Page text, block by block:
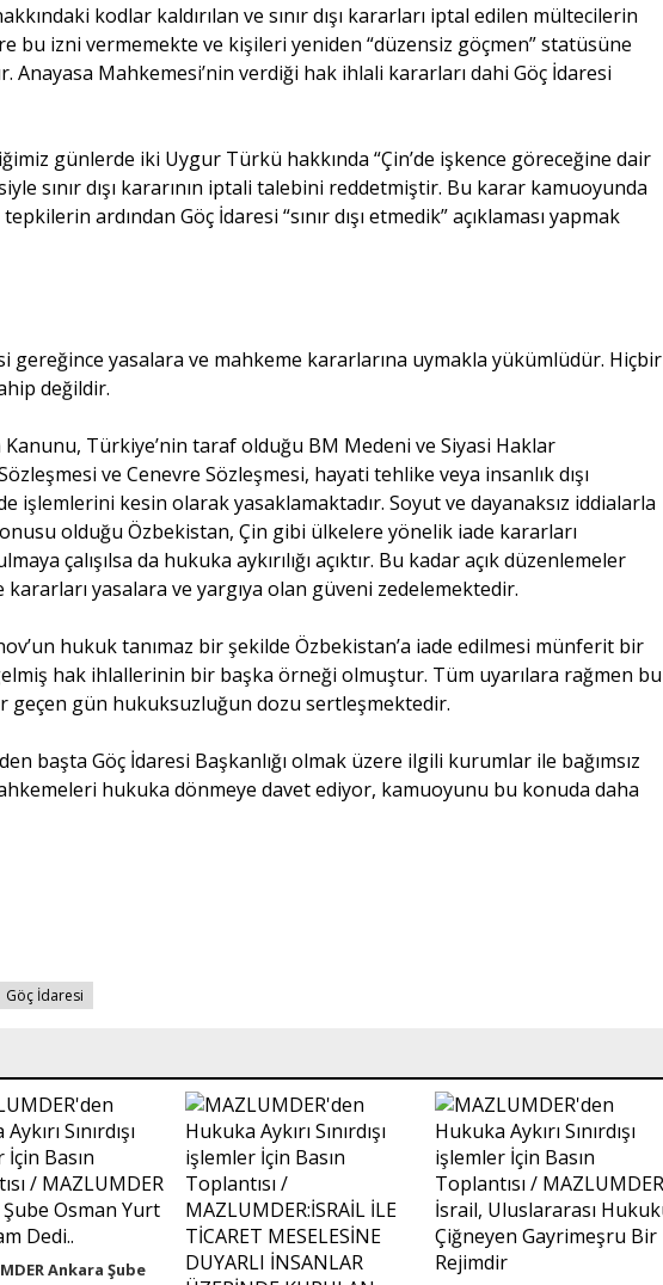
kodlar kaldırılan ve sınır dışı kararları iptal edilen mültecilerin
bu izni vermemekte ve kişileri yeniden “düzensiz göçmen” statüsüne
Anayasa Mahkemesi’nin verdiği hak ihlali kararları dahi Göç İdaresi
günlerde iki Uygur Türkü hakkında “Çin’de işkence göreceğine dair
sınır dışı kararının iptali talebini reddetmiştir. Bu karar kamuoyunda
ardından Göç İdaresi “sınır dışı etmedik” açıklaması yapmak
gereğince yasalara ve mahkeme kararlarına uymakla yükümlüdür. Hiçbir
değildir.
Kanunu, Türkiye’nin taraf olduğu BM Medeni ve Siyasi Haklar
ve Cenevre Sözleşmesi, hayati tehlike veya insanlık dışı
işlemlerini kesin olarak yasaklamaktadır. Soyut ve dayanaksız iddialarla
olduğu Özbekistan, Çin gibi ülkelere yönelik iade kararları
çalışılsa da hukuka aykırılığı açıktır. Bu kadar açık düzenlemeler
kararları yasalara ve yargıya olan güveni zedelemektedir.
hukuk tanımaz bir şekilde Özbekistan’a iade edilmesi münferit bir
hak ihlallerinin bir başka örneği olmuştur. Tüm uyarılara rağmen bu
geçen gün hukuksuzluğun dozu sertleşmektedir.
başta Göç İdaresi Başkanlığı olmak üzere ilgili kurumlar ile bağımsız
hukuka dönmeye davet ediyor, kamuoyunu bu konuda daha
Göç İdaresi
Ankara Şube